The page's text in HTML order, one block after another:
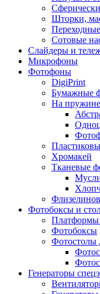
Шторки,
Сотовые
Слайдеры и
Микрофоны
Фотофоны
DigiPrint
Бумажные
На пружине
Хромакей
Тканевые
Фотобоксы и
Платформы
Фотобоксы
Фотостолы
Генераторы